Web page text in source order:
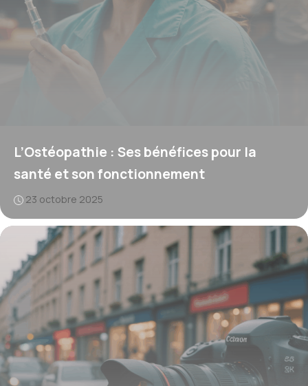
L’Ostéopathie : Ses bénéfices pour la
santé et son fonctionnement
23 octobre 2025